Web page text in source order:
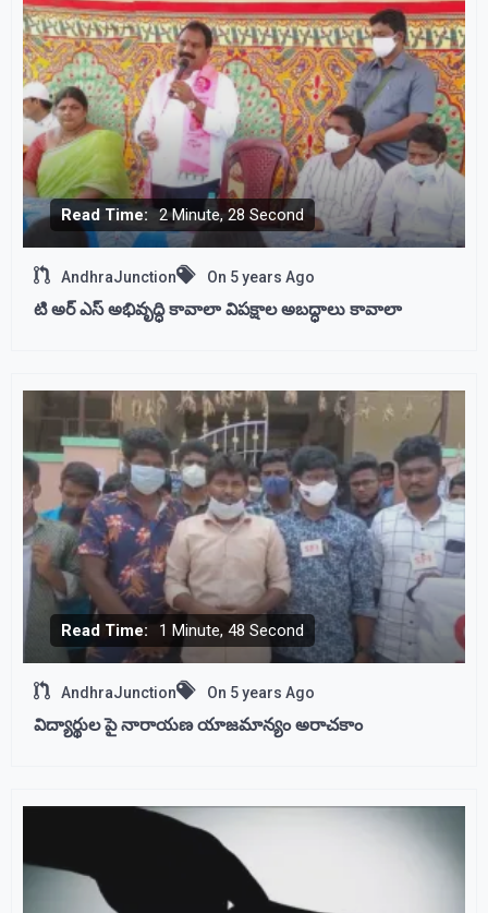
Read Time: 2 Minute, 28 Second
AndhraJunction On 5 years Ago
టి అర్ ఎస్ అభివృద్ధి కావాలా విపక్షాల అబద్ధాలు కావాలా
Read Time: 1 Minute, 48 Second
AndhraJunction On 5 years Ago
విద్యార్థుల పై నారాయణ యాజమాన్యం అరాచకాం